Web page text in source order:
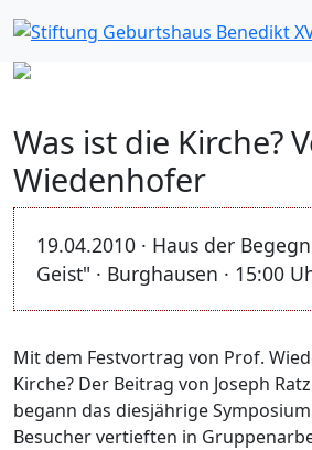
Was ist die Kirche?
Wiedenhofer
19.04.2010 · Haus der
Geist" · Burghausen · 15:00
Mit dem Festvortrag von Prof.
Kirche? Der Beitrag von Joseph
begann das diesjährige
Besucher vertieften in